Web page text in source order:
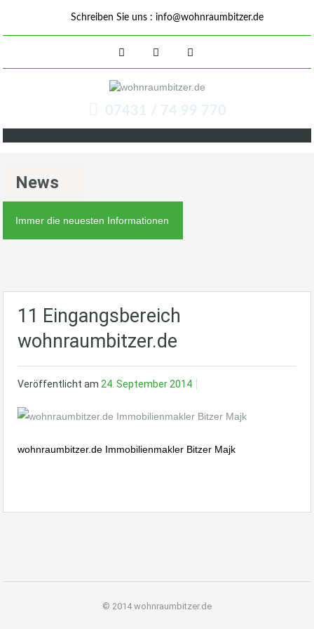
Schreiben Sie uns : info@wohnraumbitzer.de
07431 / 74 99 770
News
Immer die neuesten Informationen
11 Eingangsbereich
wohnraumbitzer.de
Veröffentlicht am 24. September 2014
wohnraumbitzer.de Immobilienmakler Bitzer Majk
© 2014 wohnraumbitzer.de